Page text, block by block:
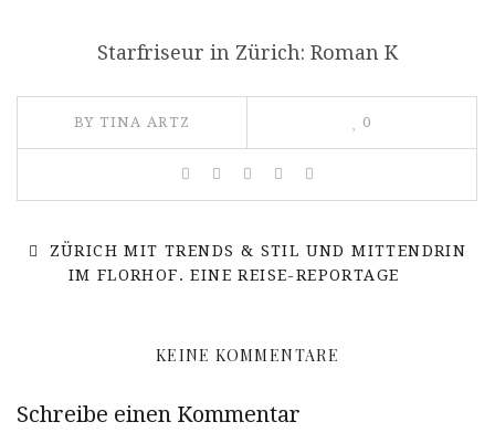
Starfriseur in Zürich: Roman K
BY TINA ARTZ 0
ZÜRICH MIT TRENDS & STIL UND MITTENDRIN
IM FLORHOF. EINE REISE-REPORTAGE
KEINE KOMMENTARE
Schreibe einen Kommentar